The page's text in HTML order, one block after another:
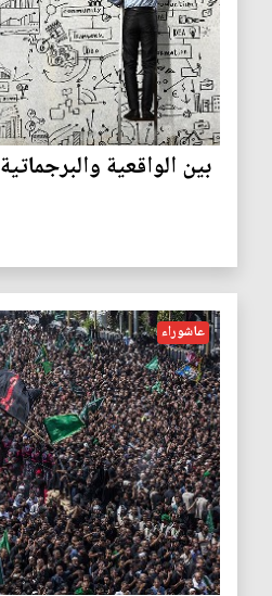
بين الواقعية والبرجماتية
عاشوراء